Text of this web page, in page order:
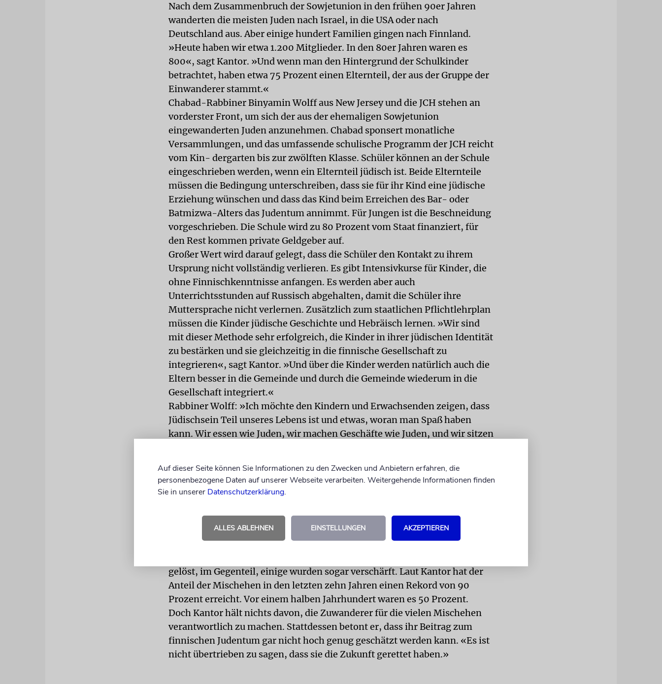
Nach dem Zusammenbruch der Sowjetunion in den frühen 90er Jahren
wanderten die meisten Juden nach Israel, in die USA oder nach
Deutschland aus. Aber einige hundert Familien gingen nach Finnland.
»Heute haben wir etwa 1.200 Mitglieder. In den 80er Jahren waren es
800«, sagt Kantor. »Und wenn man den Hintergrund der Schulkinder
betrachtet, haben etwa 75 Prozent einen Elternteil, der aus der Gruppe der
Einwanderer stammt.«
Chabad-Rabbiner Binyamin Wolff aus New Jersey und die JCH stehen an
vorderster Front, um sich der aus der ehemaligen Sowjetunion
eingewanderten Juden anzunehmen. Chabad sponsert monatliche
Versammlungen, und das umfassende schulische Programm der JCH reicht
vom Kin- dergarten bis zur zwölften Klasse. Schüler können an der Schule
eingeschrieben werden, wenn ein Elternteil jüdisch ist. Beide Elternteile
müssen die Bedingung unterschreiben, dass sie für ihr Kind eine jüdische
Erziehung wünschen und dass das Kind beim Erreichen des Bar- oder
Batmizwa-Alters das Judentum annimmt. Für Jungen ist die Beschneidung
vorgeschrieben. Die Schule wird zu 80 Prozent vom Staat finanziert, für
den Rest kommen private Geldgeber auf.
Großer Wert wird darauf gelegt, dass die Schüler den Kontakt zu ihrem
Ursprung nicht vollständig verlieren. Es gibt Intensivkurse für Kinder, die
ohne Finnischkenntnisse anfangen. Es werden aber auch
Unterrichtsstunden auf Russisch abgehalten, damit die Schüler ihre
Muttersprache nicht verlernen. Zusätzlich zum staatlichen Pflichtlehrplan
müssen die Kinder jüdische Geschichte und Hebräisch lernen. »Wir sind
mit dieser Methode sehr erfolgreich, die Kinder in ihrer jüdischen Identität
zu bestärken und sie gleichzeitig in die finnische Gesellschaft zu
integrieren«, sagt Kantor. »Und über die Kinder werden natürlich auch die
Eltern besser in die Gemeinde und durch die Gemeinde wiederum in die
Gesellschaft integriert.«
Rabbiner Wolff: »Ich möchte den Kindern und Erwachsenden zeigen, dass
Jüdischsein Teil unseres Lebens ist und etwas, woran man Spaß haben
kann. Wir essen wie Juden, wir machen Geschäfte wie Juden, und wir sitzen
Auch Tamara Tuuminen bewegt sich immer noch zwischen zwei Welten.
»Sie fühle sich «europäisch, aber mit einem jüdischen Hintergrund» –
besucht den Gottesdienst an den Hohen Feiertagen und nimmt an der
jährlichen Feier teil, die zum Gedenken an die Gründung des Staates Israel
in der Synagoge stattfindet. Tamaras Mutter lebt heute in Israel.
gelöst, im Gegenteil, einige wurden sogar verschärft. Laut Kantor hat der
Anteil der Mischehen in den letzten zehn Jahren einen Rekord von 90
Prozent erreicht. Vor einem halben Jahrhundert waren es 50 Prozent.
Doch Kantor hält nichts davon, die Zuwanderer für die vielen Mischehen
verantwortlich zu machen. Stattdessen betont er, dass ihr Beitrag zum
finnischen Judentum gar nicht hoch genug geschätzt werden kann. «Es ist
nicht übertrieben zu sagen, dass sie die Zukunft gerettet haben.»
Auf dieser Seite können Sie Informationen zu den Zwecken und Anbietern erfahren, die
personenbezogene Daten auf unserer Webseite verarbeiten. Weitergehende Informationen finden
Sie in unserer Datenschutzerklärung.
ALLES ABLEHNEN EINSTELLUNGEN AKZEPTIEREN